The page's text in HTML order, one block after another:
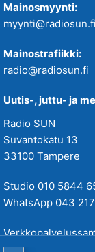
Mainosmyynti:
myynti@radiosun.fi
Mainostrafiikki:
radio@radiosun.fi
Uutis-, juttu- ja
Radio SUN
Suvantokatu 13
33100 Tampere
Studio 010 5844
WhatsApp 043
parantamiseksi.